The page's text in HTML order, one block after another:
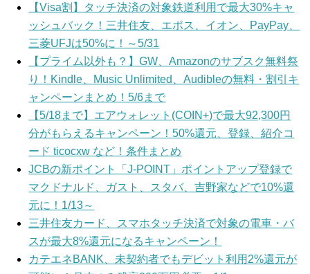
【Visa割】タッチ決済の対象鉄道利用で最大30%キャ
ッシュバック！三井住友、エポス、イオン、PayPay、
三菱UFJは50%に！～5/31
【プライム以外も？】GW、Amazonのサブスク無料祭
り！Kindle、Music Unlimited、Audibleの無料・割引キ
ャンペーンまとめ！5/6まで
【5/18まで】エアウォレット(COIN+)で最大92,300円
分がもらえるキャンペーン！50%還元、登録、紹介コ
ード ticocxw など！条件まとめ
JCBの新ポイント「J-POINT」ポイントアップ登録で
マクドナルド、ガスト、スタバ、吉野家などで10%還
元に！1/13～
三井住友カード、スマホタッチ決済で対象の電車・バ
スが最大8%還元になるキャンペーン！
カテエネBANK、未契約者でもデビット利用2%還元が